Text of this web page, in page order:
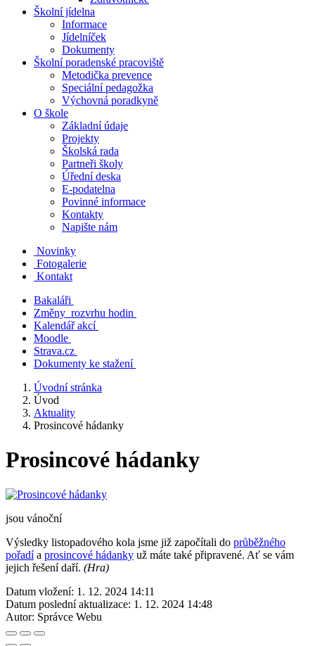
Školní jídelna
Informace
Jídelníček
Dokumenty
Školní poradenské pracoviště
Metodička prevence
Speciální pedagožka
Výchovná poradkyně
O škole
Základní údaje
Projekty
Školská rada
Partneři školy
Úřední deska
E-podatelna
Povinné informace
Kontakty
Napište nám
Novinky
Fotogalerie
Kontakt
Bakaláři
Změny rozvrhu hodin
Kalendář akcí
Moodle
Strava.cz
Dokumenty ke stažení
Úvodní stránka
Úvod
Aktuality
Prosincové hádanky
Prosincové hádanky
jsou vánoční
Výsledky listopadového kola jsme již započítali do průběžného
pořadía prosincové hádanky už máte také připravené. Ať se vám
jejich řešení daří. (Hra)
Datum vložení: 1. 12. 2024 14:11
Datum poslední aktualizace: 1. 12. 2024 14:48
Autor: Správce Webu